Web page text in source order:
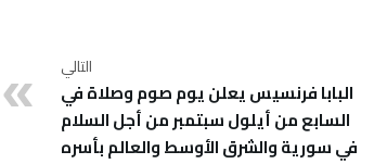
التالي
البابا فرنسيس يعلن يوم صوم وصلاة في
السابع من أيلول سبتمبر من أجل السلام
في سورية والشرق الأوسط والعالم بأسره